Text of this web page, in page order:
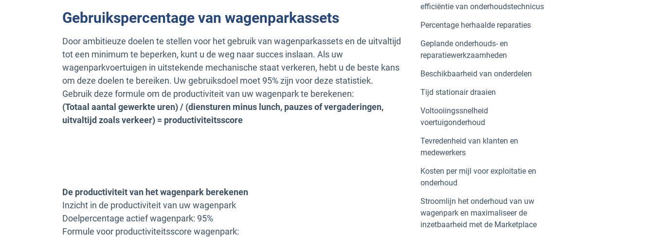
Gebruikspercentage van wagenparkassets
Door ambitieuze doelen te stellen voor het gebruik van wagenparkassets en de uitvaltijd
tot een minimum te beperken, kunt u de weg naar succes inslaan. Als uw
wagenparkvoertuigen in uitstekende mechanische staat verkeren, hebt u de beste kans
om deze doelen te bereiken. Uw gebruiksdoel moet 95% zijn voor deze statistiek.
Gebruik deze formule om de productiviteit van uw wagenpark te berekenen:
(Totaal aantal gewerkte uren) / (diensturen minus lunch, pauzes of vergaderingen,
uitvaltijd zoals verkeer) = productiviteitsscore
De productiviteit van het wagenpark berekenen
Inzicht in de productiviteit van uw wagenpark
Doelpercentage actief wagenpark: 95%
Formule voor productiviteitsscore wagenpark:
efficiëntie van onderhoudstechnicus
Percentage herhaalde reparaties
Geplande onderhouds- en
reparatiewerkzaamheden
Beschikbaarheid van onderdelen
Tijd stationair draaien
Voltooiingssnelheid
voertuigonderhoud
Tevredenheid van klanten en
medewerkers
Kosten per mijl voor exploitatie en
onderhoud
Stroomlijn het onderhoud van uw
wagenpark en maximaliseer de
inzetbaarheid met de Marketplace